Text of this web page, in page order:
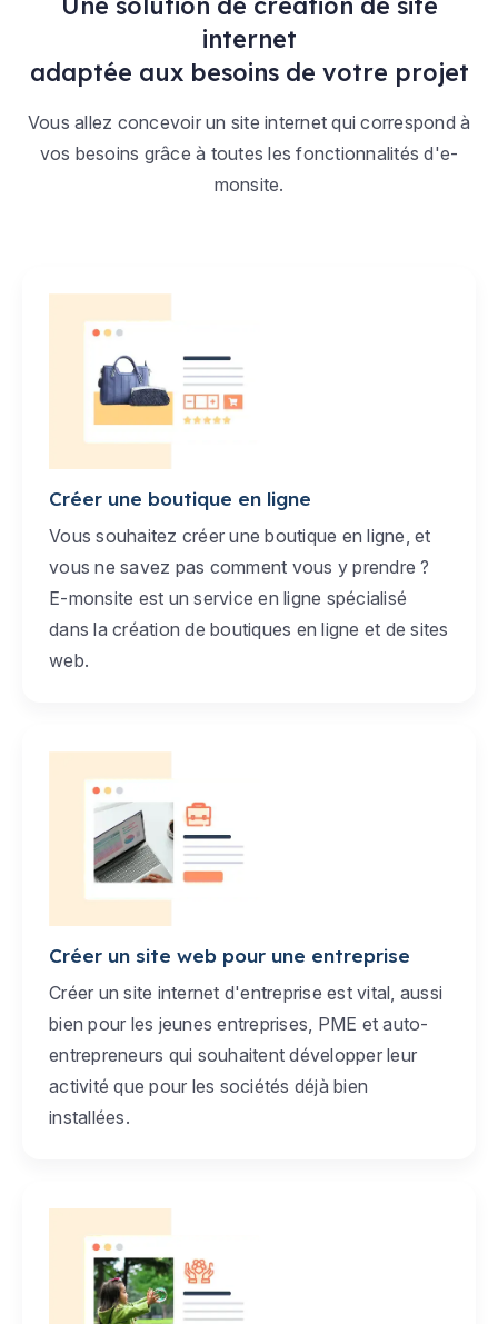
internet
adaptée aux besoins de votre projet
Vous allez concevoir un site internet qui correspond à
vos besoins grâce à toutes les fonctionnalités d'e-
monsite.
Créer une boutique en ligne
Vous souhaitez créer une boutique en ligne, et
vous ne savez pas comment vous y prendre ?
E-monsite est un service en ligne spécialisé
dans la création de boutiques en ligne et de sites
web.
Créer un site web pour une entreprise
Créer un site internet d'entreprise est vital, aussi
bien pour les jeunes entreprises, PME et auto-
entrepreneurs qui souhaitent développer leur
activité que pour les sociétés déjà bien
installées.